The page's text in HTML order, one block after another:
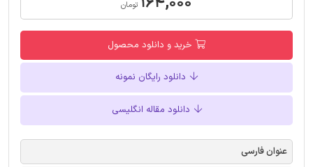
تومان
خرید و دانلود محصول
دانلود رایگان نمونه
دانلود مقاله انگلیسی
عنوان فارسی